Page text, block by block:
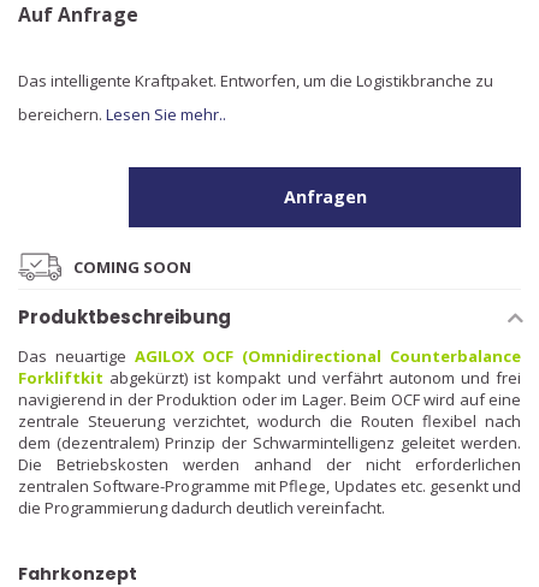
Auf Anfrage
Das intelligente Kraftpaket. Entworfen, um die Logistikbranche zu
bereichern. Lesen Sie mehr..
Anfragen
COMING SOON
Produktbeschreibung
Das neuartige AGILOX OCF (Omnidirectional Counterbalance
Forkliftkit abgekürzt) ist kompakt und verfährt autonom und frei
navigierend in der Produktion oder im Lager. Beim OCF wird auf eine
zentrale Steuerung verzichtet, wodurch die Routen flexibel nach
dem (dezentralem) Prinzip der Schwarmintelligenz geleitet werden.
Die Betriebskosten werden anhand der nicht erforderlichen
zentralen Software-Programme mit Pflege, Updates etc. gesenkt und
die Programmierung dadurch deutlich vereinfacht.
Fahrkonzept